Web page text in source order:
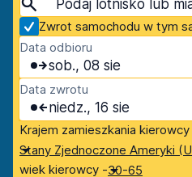
Zwrot samochodu w tym
Data odbioru
sob., 08 sie
Data zwrotu
niedz., 16 sie
Krajem zamieszkania
Stany Zjednoczone Ameryki
wiek kierowcy -30-65